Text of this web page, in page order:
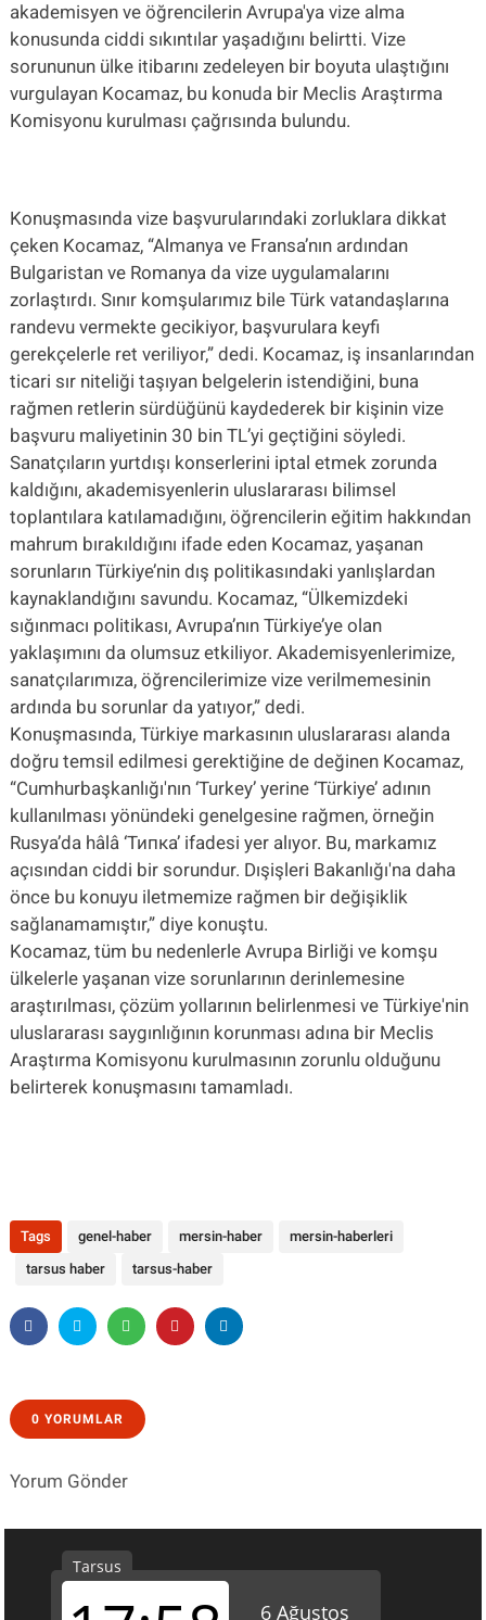
akademisyen ve öğrencilerin Avrupa'ya vize alma
konusunda ciddi sıkıntılar yaşadığını belirtti. Vize
sorununun ülke itibarını zedeleyen bir boyuta ulaştığını
vurgulayan Kocamaz, bu konuda bir Meclis Araştırma
Komisyonu kurulması çağrısında bulundu.
Konuşmasında vize başvurularındaki zorluklara dikkat
çeken Kocamaz, “Almanya ve Fransa’nın ardından
Bulgaristan ve Romanya da vize uygulamalarını
zorlaştırdı. Sınır komşularımız bile Türk vatandaşlarına
randevu vermekte gecikiyor, başvurulara keyfi
gerekçelerle ret veriliyor,” dedi. Kocamaz, iş insanlarından
ticari sır niteliği taşıyan belgelerin istendiğini, buna
rağmen retlerin sürdüğünü kaydederek bir kişinin vize
başvuru maliyetinin 30 bin TL’yi geçtiğini söyledi.
Sanatçıların yurtdışı konserlerini iptal etmek zorunda
kaldığını, akademisyenlerin uluslararası bilimsel
toplantılara katılamadığını, öğrencilerin eğitim hakkından
mahrum bırakıldığını ifade eden Kocamaz, yaşanan
sorunların Türkiye’nin dış politikasındaki yanlışlardan
kaynaklandığını savundu. Kocamaz, “Ülkemizdeki
sığınmacı politikası, Avrupa’nın Türkiye’ye olan
yaklaşımını da olumsuz etkiliyor. Akademisyenlerimize,
sanatçılarımıza, öğrencilerimize vize verilmemesinin
ardında bu sorunlar da yatıyor,” dedi.
Konuşmasında, Türkiye markasının uluslararası alanda
doğru temsil edilmesi gerektiğine de değinen Kocamaz,
“Cumhurbaşkanlığı'nın ‘Turkey’ yerine ‘Türkiye’ adının
kullanılması yönündeki genelgesine rağmen, örneğin
Rusya’da hâlâ ‘Типка’ ifadesi yer alıyor. Bu, markamız
açısından ciddi bir sorundur. Dışişleri Bakanlığı'na daha
önce bu konuyu iletmemize rağmen bir değişiklik
sağlanamamıştır,” diye konuştu.
Kocamaz, tüm bu nedenlerle Avrupa Birliği ve komşu
ülkelerle yaşanan vize sorunlarının derinlemesine
araştırılması, çözüm yollarının belirlenmesi ve Türkiye'nin
uluslararası saygınlığının korunması adına bir Meclis
Araştırma Komisyonu kurulmasının zorunlu olduğunu
belirterek konuşmasını tamamladı.
Tags genel-haber mersin-haber
mersin-haberleri
tarsus haber
tarsus-haber
0 YORUMLAR
Yorum Gönder